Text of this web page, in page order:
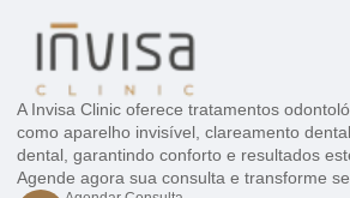
A Invisa Clinic oferece tratamentos
como aparelho invisível, clareamento
dental, garantindo conforto e resultados
Agende agora sua consulta e transforme